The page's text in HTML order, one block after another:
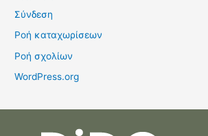
Σύνδεση
Ροή καταχωρίσεων
Ροή σχολίων
WordPress.org